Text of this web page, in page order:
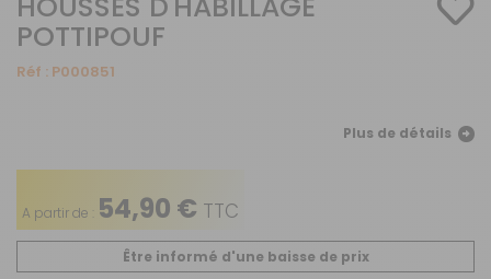
POTTIPOUF
Réf : P000851
Plus de détails
A partir de : 54,90 € TTC
Être informé d'une baisse de prix